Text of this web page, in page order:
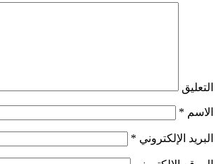
التعليق
الاسم *
البريد الإلكتروني *